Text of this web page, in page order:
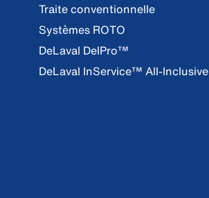
Traite conventionnelle
Systèmes ROTO
DeLaval DelPro™
DeLaval InService™ All-Inclusive